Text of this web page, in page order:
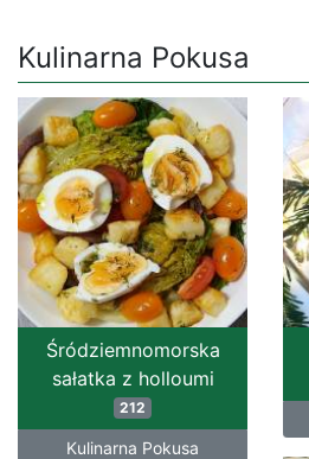
Kulinarna Pokusa
Śródziemnomorska
sałatka z holloumi
212
Kulinarna Pokusa